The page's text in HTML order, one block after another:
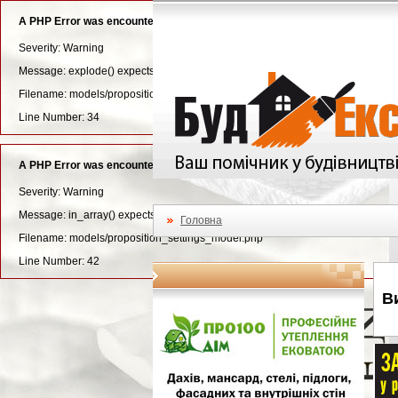
A PHP Error was encountered
Severity: Warning
Message: explode() expects parameter 3 to be long, string given
Filename: models/proposition_settings_model.php
Line Number: 34
A PHP Error was encountered
Severity: Warning
Message: in_array() expects parameter 2 to be array, null given
Filename: models/proposition_settings_model.php
Line Number: 42
Головна